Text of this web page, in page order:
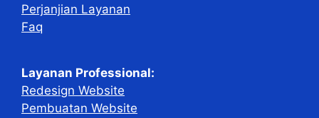
Perjanjian Layanan
Faq
Layanan Professional:
Redesign Website
Pembuatan Website